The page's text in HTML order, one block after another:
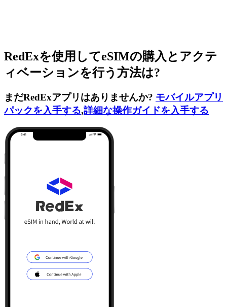
RedExを使用してeSIMの購入とアクテ
ィベーションを行う方法は?
まだRedExアプリはありませんか? モバイルアプリ
パックを入手する,詳細な操作ガイドを入手する